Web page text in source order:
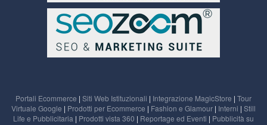
Portali Ecommerce | Siti Web Istituzionali | Integrazione MagicStore | Tour
Virtuale Google | Prodotti per Ecommerce | Fashion e Glamour | Interni | Still
Life e Pubblicitaria | Prodotti vista 360 | Reportage ed Eventi | Pubblicità su